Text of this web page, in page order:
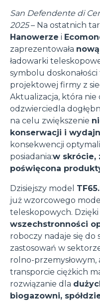
San Defendente di
2025– Na ostatnich
Hanowerze i
zaprezentowała
ładowarki
symbolu
projektowej firmy z
Aktualizacja, która nie
odzwierciedla
na celu zwiększenie
konserwacji i
konsekwencji
posiadania:w skrócie,
poświęcona
Dzisiejszy model
już wzorcowego
teleskopowych. Dzięki
wszechstronności
roboczy nadaje się do
zastosowań w
rolno-przemysłowym,
transporcie ciężkich
rozwiązanie dla
biogazowni,